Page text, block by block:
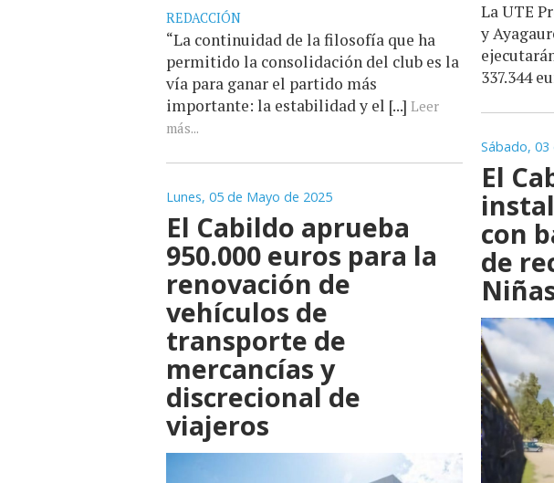
REDACCIÓN
“La continuidad de la filosofía que ha
permitido la consolidación del club es la
vía para ganar el partido más
importante: la estabilidad y el [...] Leer
más...
Lunes, 05 de Mayo de 2025
El Cabildo aprueba
950.000 euros para la
renovación de
vehículos de
transporte de
mercancías y
discrecional de
viajeros
La UTE
y
337.344
Sábado,
El
con
de